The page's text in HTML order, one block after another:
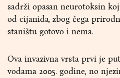
sadrži opasan neurotoksin
od cijanida, zbog čega
staništu gotovo i nema.
Ova invazivna vrsta prvi je
vodama 2005. godine, no